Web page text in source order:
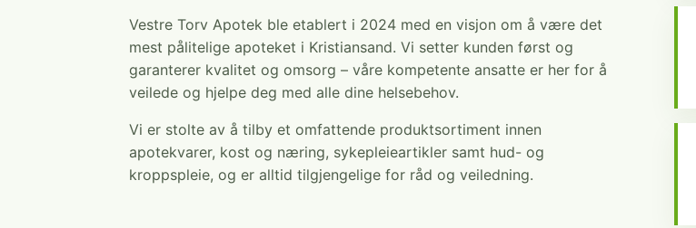
Vestre Torv Apotek ble etablert i 2024 med en visjon om å være det
mest pålitelige apoteket i Kristiansand. Vi setter kunden først og
garanterer kvalitet og omsorg – våre kompetente ansatte er her for å
veilede og hjelpe deg med alle dine helsebehov.
Vi er stolte av å tilby et omfattende produktsortiment innen
apotekvarer, kost og næring, sykepleieartikler samt hud- og
kroppspleie, og er alltid tilgjengelige for råd og veiledning.